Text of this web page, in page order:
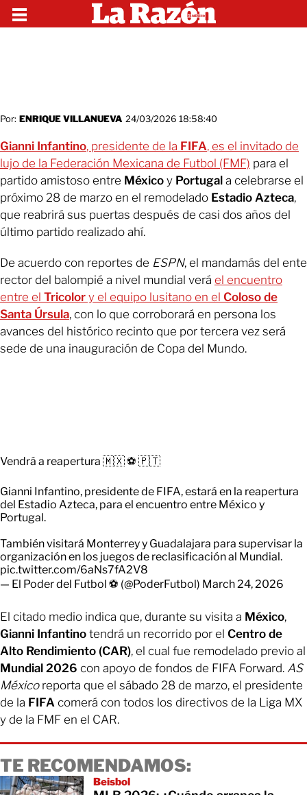
Por: ENRIQUE VILLANUEVA 24/03/2026 18:58:40
Gianni Infantino, presidente de la FIFA, es el invitado de
lujo de la Federación Mexicana de Futbol (FMF) para el
partido amistoso entre México y Portugal a celebrarse el
próximo 28 de marzo en el remodelado Estadio Azteca,
que reabrirá sus puertas después de casi dos años del
último partido realizado ahí.
De acuerdo con reportes de ESPN, el mandamás del ente
rector del balompié a nivel mundial verá el encuentro
entre el Tricolor y el equipo lusitano en el Coloso de
Santa Úrsula, con lo que corroborará en persona los
avances del histórico recinto que por tercera vez será
sede de una inauguración de Copa del Mundo.
Vendrá a reapertura 🇲🇽 ⚽ 🇵🇹
Gianni Infantino, presidente de FIFA, estará en la reapertura
del Estadio Azteca, para el encuentro entre México y
Portugal.
También visitará Monterrey y Guadalajara para supervisar la
organización en los juegos de reclasificación al Mundial.
pic.twitter.com/6aNs7fA2V8
— El Poder del Futbol ⚽ (@PoderFutbol) March 24, 2026
El citado medio indica que, durante su visita a México,
Gianni Infantino tendrá un recorrido por el Centro de
Alto Rendimiento (CAR), el cual fue remodelado previo al
Mundial 2026 con apoyo de fondos de FIFA Forward. AS
Méxicoreporta que el sábado 28 de marzo, el presidente
de la FIFA comerá con todos los directivos de la Liga MX
y de la FMF en el CAR.
TE RECOMENDAMOS:
Beisbol